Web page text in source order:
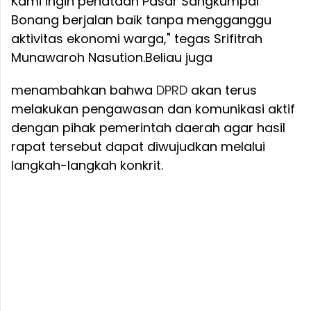
Bonang berjalan baik tanpa mengganggu
aktivitas ekonomi warga," tegas Srifitrah
Munawaroh Nasution.Beliau juga
menambahkan bahwa DPRD akan terus
melakukan pengawasan dan komunikasi aktif
dengan pihak pemerintah daerah agar hasil
rapat tersebut dapat diwujudkan melalui
langkah-langkah konkrit.